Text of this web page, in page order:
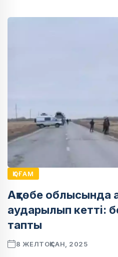
ҚОҒАМ
Ақтөбе облысында
аударылып кетті:
тапты
8 ЖЕЛТОҚСАН, 2025